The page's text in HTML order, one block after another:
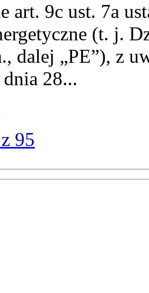
art. 9c ust. 7a
(t. j.
dalej „PE”), z
28...
95